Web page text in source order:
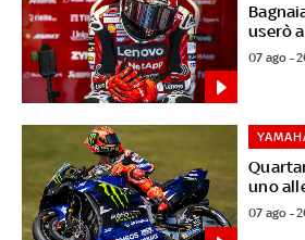
userò
07 ago -
uno
07 ago -